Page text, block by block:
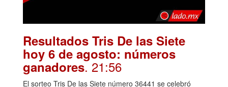
Resultados Tris De las Siete
hoy 6 de agosto: números
ganadores. 21:56
El sorteo Tris De las Siete número 36441 se celebró